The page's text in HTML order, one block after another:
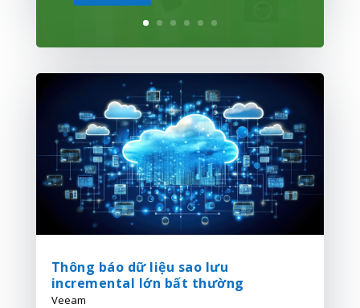
Thông báo dữ liệu sao lưu
incremental lớn bất thường
Veeam